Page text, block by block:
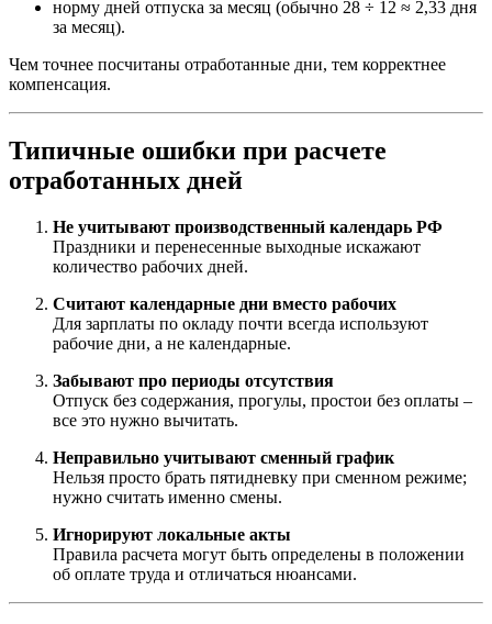
норму дней отпуска за месяц (обычно 28 ÷ 12 ≈ 2,33 дня
за месяц).
Чем точнее посчитаны отработанные дни, тем корректнее
компенсация.
Типичные ошибки при расчете
отработанных дней
Не учитывают производственный календарь РФ
Праздники и перенесенные выходные искажают
количество рабочих дней.
Считают календарные дни вместо рабочих
Для зарплаты по окладу почти всегда используют
рабочие дни, а не календарные.
Забывают про периоды отсутствия
Отпуск без содержания, прогулы, простои без оплаты –
все это нужно вычитать.
Неправильно учитывают сменный график
Нельзя просто брать пятидневку при сменном режиме;
нужно считать именно смены.
Игнорируют локальные акты
Правила расчета могут быть определены в положении
об оплате труда и отличаться нюансами.